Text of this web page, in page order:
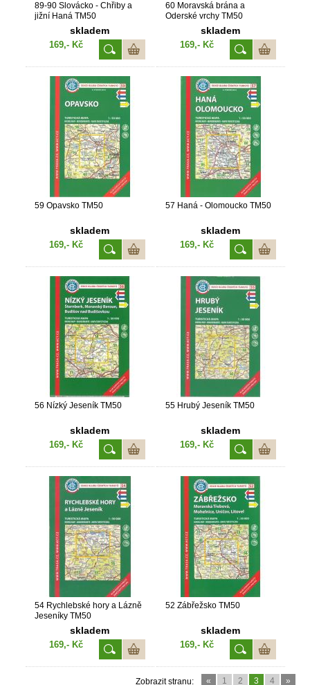
89-90 Slovácko - Chřiby a
jižní Haná TM50
skladem
169,- Kč
60 Moravská brána a
Oderské vrchy TM50
skladem
169,- Kč
59 Opavsko TM50
skladem
169,- Kč
57 Haná - Olomoucko TM50
skladem
169,- Kč
56 Nízký Jeseník TM50
skladem
169,- Kč
55 Hrubý Jeseník TM50
skladem
169,- Kč
54 Rychlebské hory a Lázně
Jeseníky TM50
skladem
169,- Kč
52 Zábřežsko TM50
skladem
169,- Kč
Zobrazit stranu: « 1 2 3 4 »